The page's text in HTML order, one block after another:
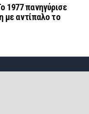
1977 πανηγύρισε
με αντίπαλο το